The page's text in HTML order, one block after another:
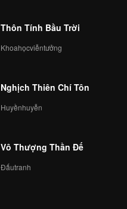
Thôn Tính Bầu Trời
Khoahọcviễntưởng
Nghịch Thiên Chí Tôn
Huyềnhuyễn
Vô Thượng Thần Đế
Đấutranh